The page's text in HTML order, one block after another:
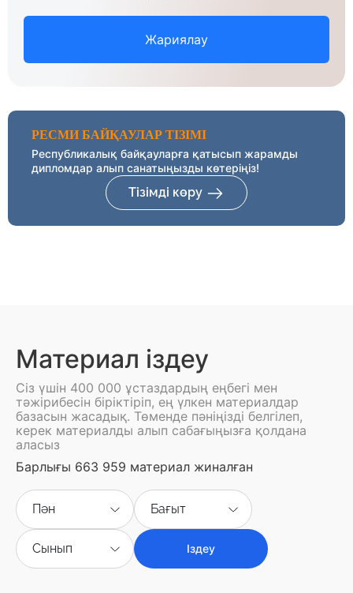
Жариялау
РЕСМИ БАЙҚАУЛАР ТІЗІМІ
Республикалық байқауларға қатысып жарамды
дипломдар алып санатыңызды көтеріңіз!
Тізімді көру
Материал іздеу
Сіз үшін 400 000 ұстаздардың еңбегі мен
тәжірибесін біріктіріп, ең үлкен материалдар
базасын жасадық. Төменде пәніңізді белгілеп,
керек материалды алып сабағыңызға қолдана
аласыз
Барлығы 663 959 материал жиналған
Пән Бағыт
Сынып Іздеу